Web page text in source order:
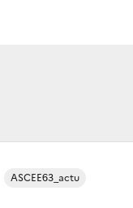
ASCEE63_actu